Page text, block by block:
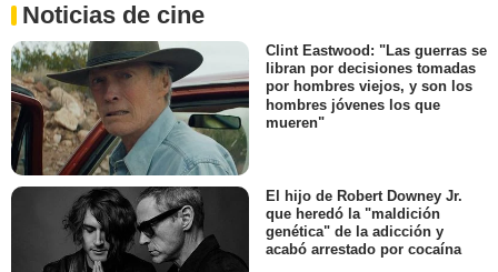
Noticias de cine
Clint Eastwood: "Las guerras se
libran por decisiones tomadas
por hombres viejos, y son los
hombres jóvenes los que
mueren"
El hijo de Robert Downey Jr.
que heredó la "maldición
genética" de la adicción y
acabó arrestado por cocaína